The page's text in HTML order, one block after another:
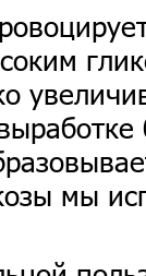
мы